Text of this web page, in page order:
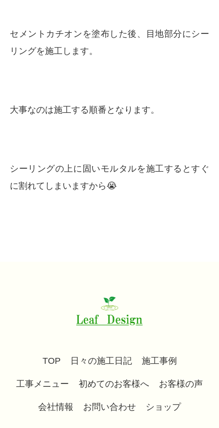
セメントカチオンを塗布した後、目地部分にシー
リングを施工します。
大事なのは施工する順番となります。
シーリングの上に固いモルタルを施工するとすぐ
に割れてしまいますから😭
TOP 日々の施工日記 施工事例
工事メニュー 初めてのお客様へ お客様の声
会社情報 お問い合わせ ショップ